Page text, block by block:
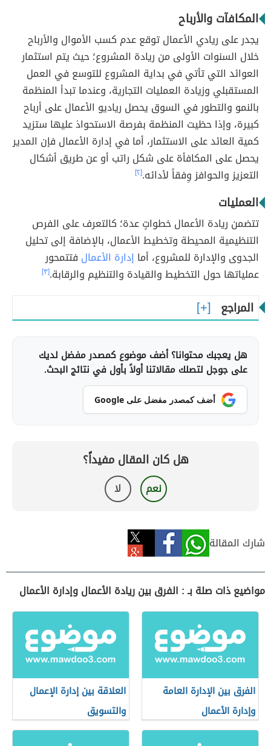
المكافآت والأرباح
يجدر على ريادي الأعمال توقع عدم كسب الأموال والأرباح
خلال السنوات الأولى من ريادة المشروع؛ حيث يتم استثمار
العوائد التي تأتي في بداية المشروع للتوسع في العمل
المستقبلي وزيادة العمليات التجارية، وعندما تبدأ المنظمة
بالنمو والتطور في السوق يحصل رياديو الأعمال على أرباح
كبيرة، وإذا حظيت المنظمة بفرصة الاستحواذ عليها ستزيد
كمية العائد على الاستثمار، أما في إدارة الأعمال فإن المدير
يحصل على المكافأة على شكل راتب أو عن طريق أشكال
التعزيز والحوافز وِفقاً لأدائه.[٢]
العمليات
تتضمن ريادة الأعمال خطواتٍ عدة؛ كالتعرف على الفرص
التنظيمية المحيطة وتخطيط الأعمال، بالإضافة إلى تحليل
الجدوى والإدارة للمشروع، أما إدارة الأعمال فتتمحور
عملياتها حول التخطيط والقيادة والتنظيم والرقابة.[٣]
المراجع
هل يعجبك محتوانا؟ أضف موضوع كمصدر مفضل لديك
على جوجل لتصلك مقالاتنا أولاً بأول في نتائج البحث.
أضف كمصدر مفضل على Google
هل كان المقال مفيداً؟
نعم لا
شارك المقالة
مواضيع ذات صلة بـ : الفرق بين ريادة الأعمال وإدارة الأعمال
الفرق بين الإدارة العامة
وإدارة الأعمال
العلاقة بين إدارة الإعمال
والتسويق